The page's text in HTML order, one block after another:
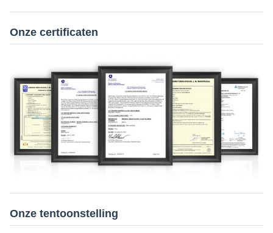
Onze certificaten
Onze tentoonstelling